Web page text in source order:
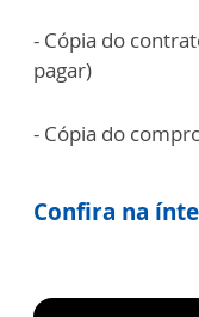
- Cópia do
pagar)
- Cópia do
Confira na